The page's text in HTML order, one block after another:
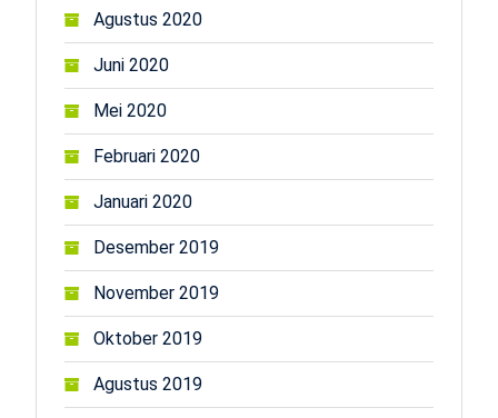
Agustus 2020
Juni 2020
Mei 2020
Februari 2020
Januari 2020
Desember 2019
November 2019
Oktober 2019
Agustus 2019